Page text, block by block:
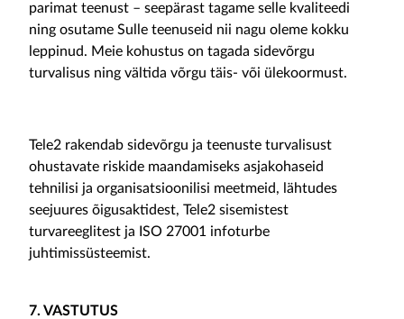
parimat teenust – seepärast tagame selle kvaliteedi
ning osutame Sulle teenuseid nii nagu oleme kokku
leppinud. Meie kohustus on tagada sidevõrgu
turvalisus ning vältida võrgu täis- või ülekoormust.
Tele2 rakendab sidevõrgu ja teenuste turvalisust
ohustavate riskide maandamiseks asjakohaseid
tehnilisi ja organisatsioonilisi meetmeid, lähtudes
seejuures õigusaktidest, Tele2 sisemistest
turvareeglitest ja ISO 27001 infoturbe
juhtimissüsteemist.
7. VASTUTUS